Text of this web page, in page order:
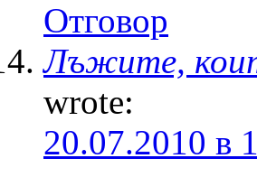
Отговор
Лъжите,
wrote:
20.07.2010 в